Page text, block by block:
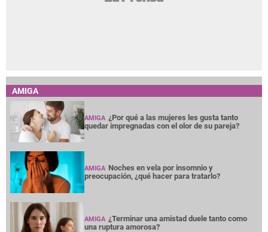
AMIGA
AMIGA ¿Por qué a las mujeres les gusta tanto
quedar impregnadas con el olor de su pareja?
AMIGA Noches en vela por insomnio y
preocupación, ¿qué hacer para tratarlo?
AMIGA ¿Terminar una amistad duele tanto como
una ruptura amorosa?